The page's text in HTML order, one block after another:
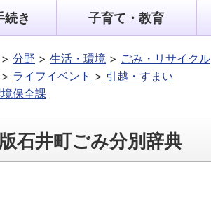
続き 子育て・教育
分野 生活・環境
ごみ・リサイクル
ライフイベント
引越・すまい
保全課
石井町ごみ分別辞典